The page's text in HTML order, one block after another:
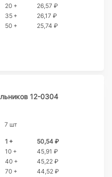
20 +
26,57 ₽
35 +
26,17 ₽
50 +
25,74 ₽
12-0304
7 шт
1 +
50,54 ₽
10 +
45,91 ₽
40 +
45,22 ₽
70 +
44,52 ₽